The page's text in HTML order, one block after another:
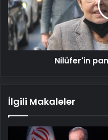
Nilüfer'in
İlgili Makaleler